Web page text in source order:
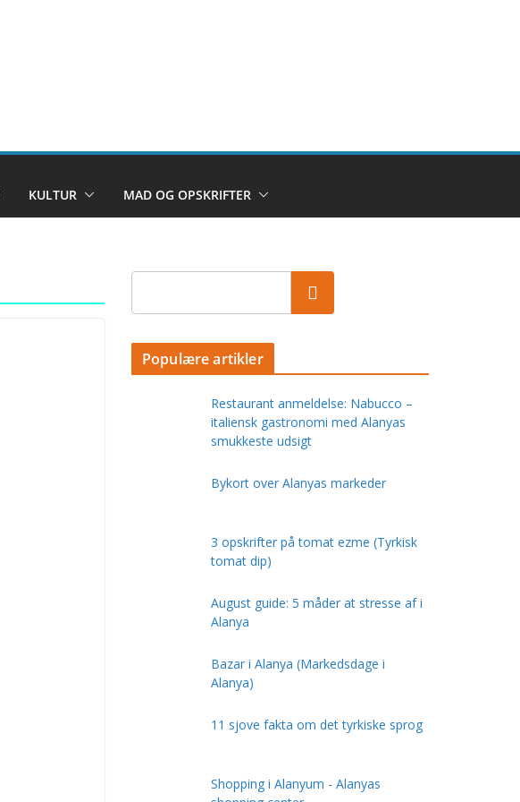
KULTUR MAD OG OPSKRIFTER
Populære artikler
Restaurant anmeldelse: Nabucco –
italiensk gastronomi med Alanyas
smukkeste udsigt
Bykort over Alanyas markeder
3 opskrifter på tomat ezme (Tyrkisk
tomat dip)
August guide: 5 måder at stresse af i
Alanya
Bazar i Alanya (Markedsdage i
Alanya)
11 sjove fakta om det tyrkiske sprog
Shopping i Alanyum - Alanyas